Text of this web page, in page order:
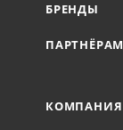
БРЕНДЫ
ПАРТНЁРАМ
КОМПАНИЯ